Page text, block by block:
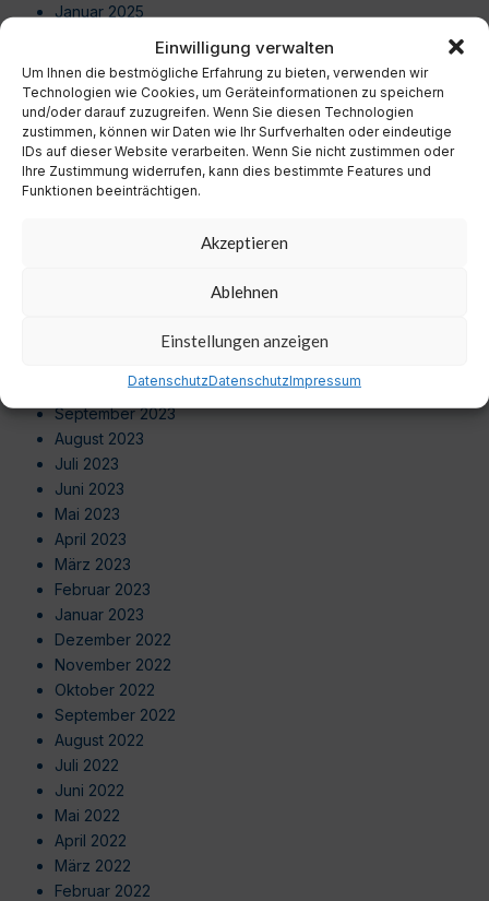
Einwilligung verwalten
Um Ihnen die bestmögliche Erfahrung zu bieten, verwenden wir
Technologien wie Cookies, um Geräteinformationen zu speichern
und/oder darauf zuzugreifen. Wenn Sie diesen Technologien
zustimmen, können wir Daten wie Ihr Surfverhalten oder eindeutige
IDs auf dieser Website verarbeiten. Wenn Sie nicht zustimmen oder
Ihre Zustimmung widerrufen, kann dies bestimmte Features und
Funktionen beeinträchtigen.
Akzeptieren
Ablehnen
Einstellungen anzeigen
DatenschutzDatenschutzImpressum
Januar 2025
Oktober 2024
September 2024
August 2024
Juli 2024
Juni 2024
Dezember 2023
Oktober 2023
September 2023
August 2023
Juli 2023
Juni 2023
Mai 2023
April 2023
März 2023
Februar 2023
Januar 2023
Dezember 2022
November 2022
Oktober 2022
September 2022
August 2022
Juli 2022
Juni 2022
Mai 2022
April 2022
März 2022
Februar 2022